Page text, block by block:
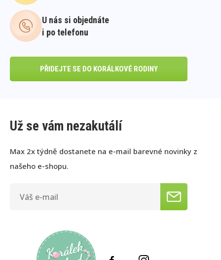
U nás si objednáte
i po telefonu
PŘIDEJTE SE DO KORÁLKOVÉ RODINY
Už se vám nezakutálí
Max 2x týdně dostanete na e-mail barevné novinky z
našeho e-shopu.